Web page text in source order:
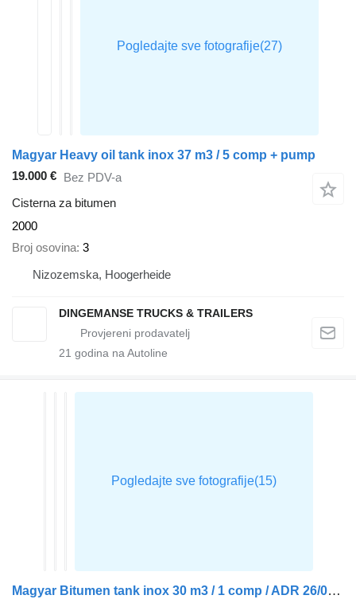
Magyar Heavy oil tank inox 37 m3 / 5 comp + pump
19.000 € Bez PDV-a
Cisterna za bitumen
2000
Broj osovina 3
Nizozemska, Hoogerheide
DINGEMANSE TRUCKS & TRAILERS
21 godina na Autoline
Magyar Bitumen tank inox 30 m3 / 1 comp / ADR 26/04/2024